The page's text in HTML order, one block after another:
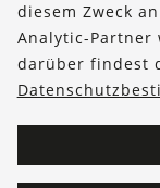
diesem Zweck
Analytic-
darüber findest